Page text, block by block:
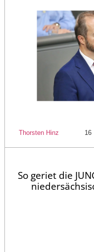
Thorsten Hinz 16
So geriet die